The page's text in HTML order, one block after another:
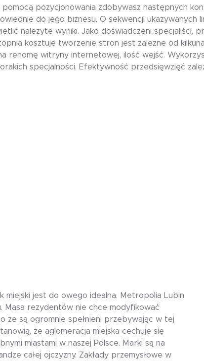
pozycjonowania zdobywasz następnych
do jego biznesu. O sekwencji ukazywanych
należyte wyniki. Jako doświadczeni specjaliści,
kosztuje tworzenie stron jest zależne od
renomę witryny internetowej, ilość wejść.
specjalności. Efektywność przedsięwzięć
jest do owego idealna. Metropolia Lubin
Masa rezydentów nie chce modyfikować
że są ogromnie spełnieni przebywając w tej
że aglomeracja miejska cechuje się
miastami w naszej Polsce. Marki są na
całej ojczyzny. Zakłady przemysłowe w